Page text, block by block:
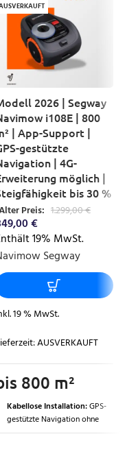
2026 | Segway
i108E | 800
| App-Support |
gestützte
| 4G-
möglich |
bis 30 %
Preis: 1.299,00€
€
19% MwSt.
Segway
19 % MwSt.
AUSVERKAUFT
800 m²
Kabellose Installation:GPS-
gestützte Navigation ohne
physisches Begrenzungskabel